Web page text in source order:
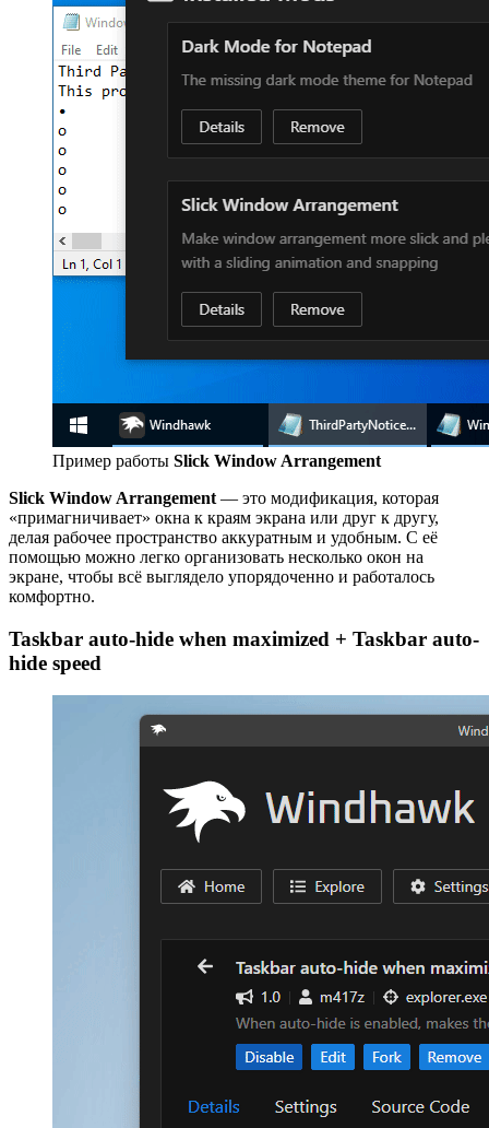
Пример работы Slick Window Arrangement
Slick Window Arrangement — это модификация, которая
«примагничивает» окна к краям экрана или друг к другу,
делая рабочее пространство аккуратным и удобным. С её
помощью можно легко организовать несколько окон на
экране, чтобы всё выглядело упорядоченно и работалось
комфортно.
Taskbar auto-hide when maximized + Taskbar auto-
hide speed